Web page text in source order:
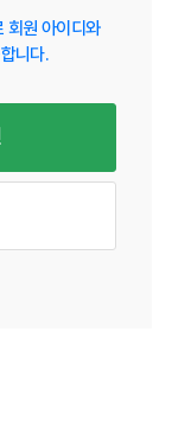
회원 아이디와
니다.